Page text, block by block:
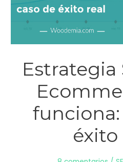
Estrategia
éxito